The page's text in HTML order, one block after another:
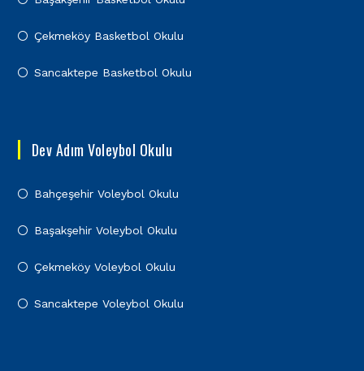
Çekmeköy Basketbol Okulu
Sancaktepe Basketbol Okulu
Dev Adım Voleybol Okulu
Bahçeşehir Voleybol Okulu
Başakşehir Voleybol Okulu
Çekmeköy Voleybol Okulu
Sancaktepe Voleybol Okulu